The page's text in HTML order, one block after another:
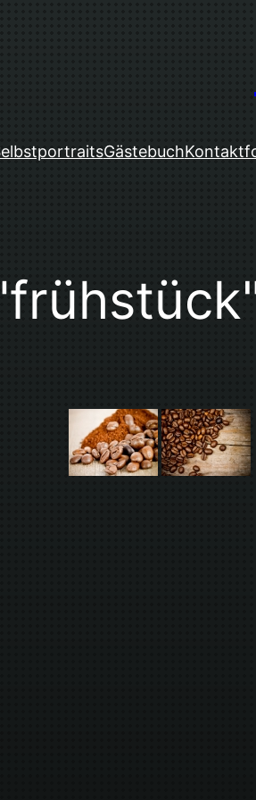
Gästebuch